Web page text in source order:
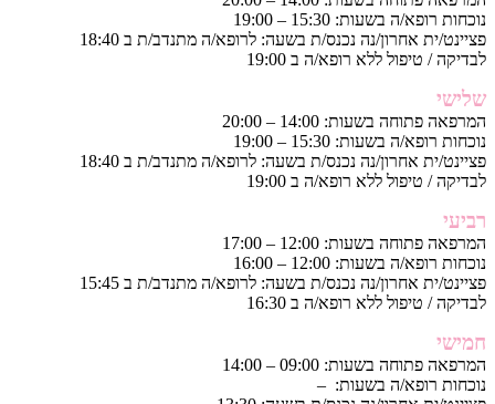
נוכחות רופא/ה בשעות: 15:30 – 19:00
פציינט/ית אחרון/נה נכנס/ת בשעה: לרופא/ה מתנדב/ת ב 18:40
לבדיקה / טיפול ללא רופא/ה ב 19:00
שלישי
המרפאה פתוחה בשעות: 14:00 – 20:00
נוכחות רופא/ה בשעות: 15:30 – 19:00
פציינט/ית אחרון/נה נכנס/ת בשעה: לרופא/ה מתנדב/ת ב 18:40
לבדיקה / טיפול ללא רופא/ה ב 19:00
רביעי
המרפאה פתוחה בשעות: 12:00 – 17:00
נוכחות רופא/ה בשעות: 12:00 – 16:00
פציינט/ית אחרון/נה נכנס/ת בשעה: לרופא/ה מתנדב/ת ב 15:45
לבדיקה / טיפול ללא רופא/ה ב 16:30
חמישי
המרפאה פתוחה בשעות: 09:00 – 14:00
נוכחות רופא/ה בשעות: –